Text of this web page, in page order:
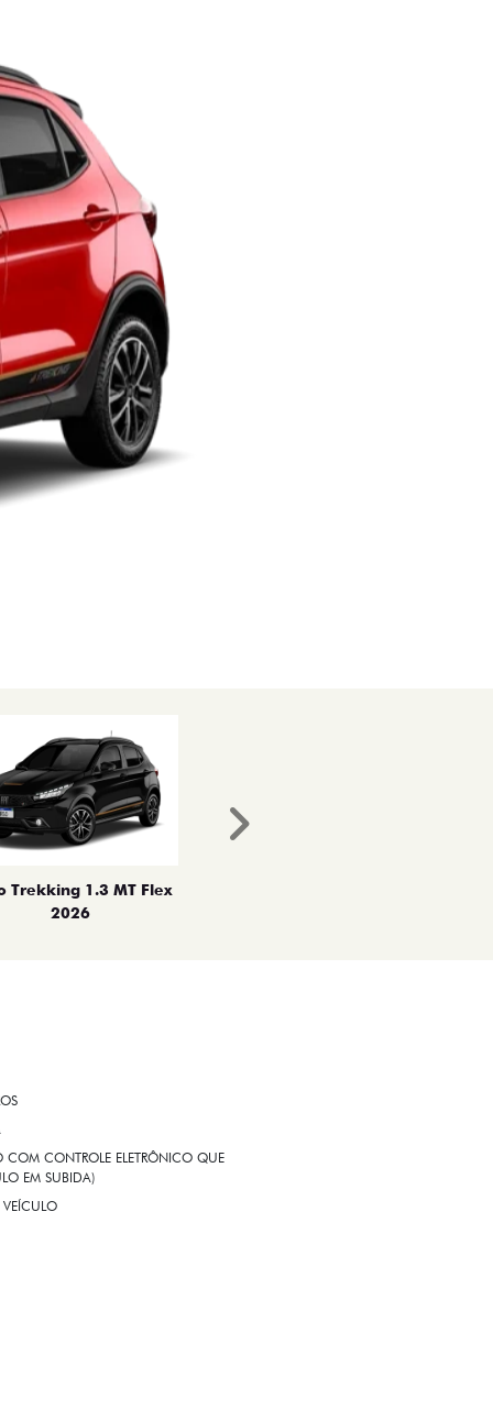
Trekking 1.3 MT Flex
2026
Próximo
COM CONTROLE ELETRÔNICO QUE
EM SUBIDA)